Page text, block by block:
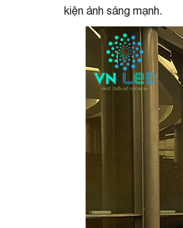
kiện ánh sáng mạnh.